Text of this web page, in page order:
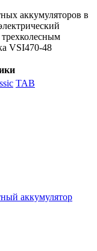
аккумуляторов в
VSI470-48
TAB
аккумулятор